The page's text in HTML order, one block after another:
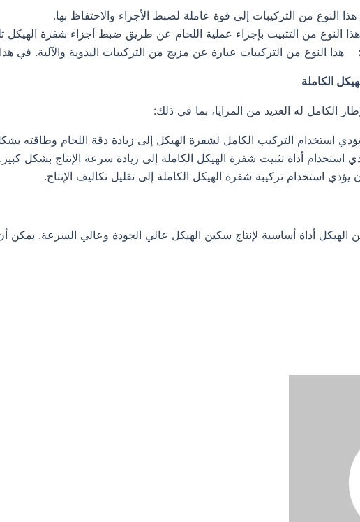
النوع من التركيبات إلى قوة عاملة لضبط الأجزاء والاحتفاظ بها.
النوع من التثبيت بإجراء عملية اللحام عن طريق ضبط أجزاء شفرة الهيكل
هذا النوع من التركيبات عبارة عن مزيج من التركيبات اليدوية والآلية. في هذا
الكاملة
الكامل له العديد من المزايا، بما في ذلك:
استخدام التركيب الكامل لشفرة الهيكل إلى زيادة دقة اللحام وطاقته
استخدام أداة تثبيت شفرة الهيكل الكاملة إلى زيادة سرعة الإنتاج بشكل كبير.
استخدام تركيبة شفرة الهيكل الكاملة إلى تقليل تكاليف الإنتاج.
الهيكل أداة أساسية لإنتاج سكين الهيكل عالي الجودة وعالي السرعة.